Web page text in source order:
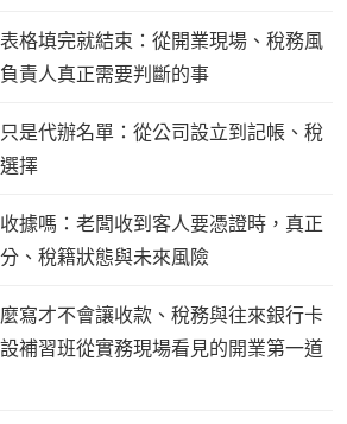
格填完就結束：從開業現場、稅務風
責人真正需要判斷的事
是代辦名單：從公司設立到記帳、稅
擇
據嗎：老闆收到客人要憑證時，真正
、稅籍狀態與未來風險
寫才不會讓收款、稅務與往來銀行卡
補習班從實務現場看見的開業第一道